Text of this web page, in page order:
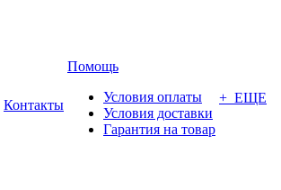
Контакты
Помощь
Условия оплаты
Условия доставки
Гарантия на товар
+ ЕЩЕ